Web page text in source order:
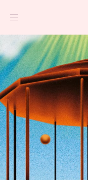
Agenda
Projecten
Nieuws